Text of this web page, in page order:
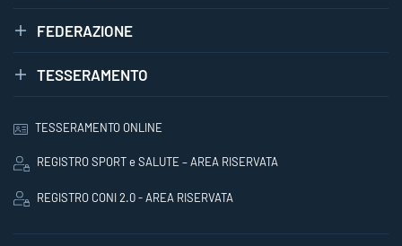
FEDERAZIONE
TESSERAMENTO
TESSERAMENTO ONLINE
REGISTRO SPORT e SALUTE – AREA RISERVATA
REGISTRO CONI 2.0 - AREA RISERVATA